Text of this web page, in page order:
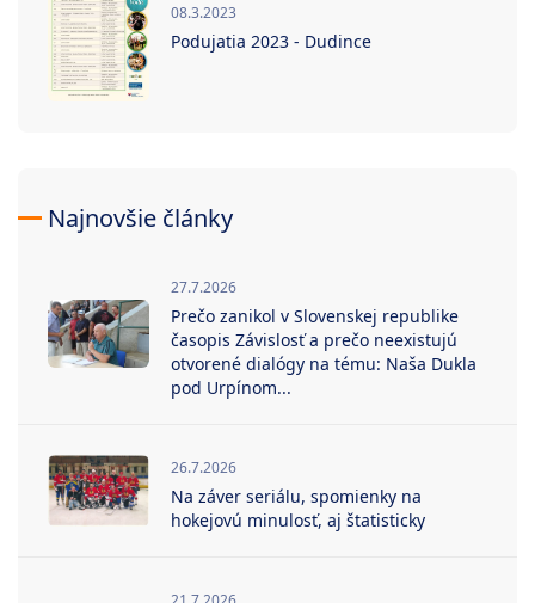
08.3.2023
Podujatia 2023 - Dudince
Najnovšie články
27.7.2026
Prečo zanikol v Slovenskej republike
časopis Závislosť a prečo neexistujú
otvorené dialógy na tému: Naša Dukla
pod Urpínom...
26.7.2026
Na záver seriálu, spomienky na
hokejovú minulosť, aj štatisticky